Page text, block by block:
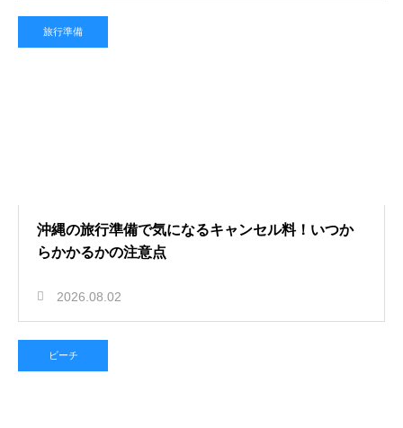
旅行準備
沖縄の旅行準備で気になるキャンセル料！いつか
らかかるかの注意点
2026.08.02
ビーチ